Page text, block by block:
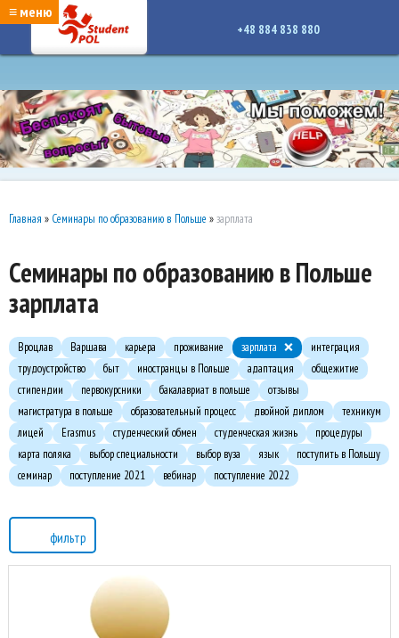
google-site-verification: google7a917c261df1566b.htmlgoogle-site-verification:
google7a917c261df1566b.html
≡ меню
+48 884 838 880
Главная » Семинары по образованию в Польше »зарплата
Семинары по образованию в Польше
зарплата
Вроцлав Варшава карьера проживание зарплата
интеграция
трудоустройство
быт иностранцы в Польше адаптация
общежитие
стипендии
первокурсники бакалавриат в польше
отзывы
магистратура в польше
образовательный процесс двойной диплом
техникум
лицей
Erasmus студенческий обмен студенческая жизнь
процедуры
карта поляка
выбор специальности выбор вуза язык
поступить в Польшу
семинар
поступление 2021 вебинар поступление 2022
фильтр